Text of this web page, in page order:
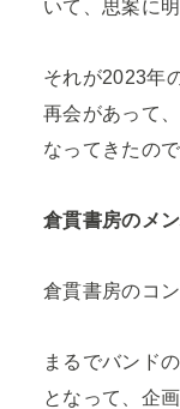
いて、思案に
それが2023年
再会があって
なってきたの
倉貫書房のメ
倉貫書房のコ
まるでバンド
となって、企